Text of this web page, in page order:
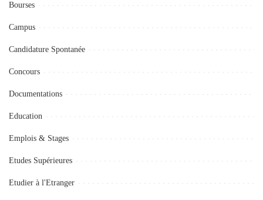
Bourses
Campus
Candidature Spontanée
Concours
Documentations
Education
Emplois & Stages
Etudes Supérieures
Etudier à l'Etranger